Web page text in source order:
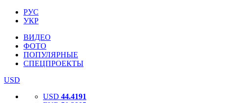
РУС
УКР
ВИДЕО
ФОТО
ПОПУЛЯРНЫЕ
СПЕЦПРОЕКТЫ
USD
USD 44.4191